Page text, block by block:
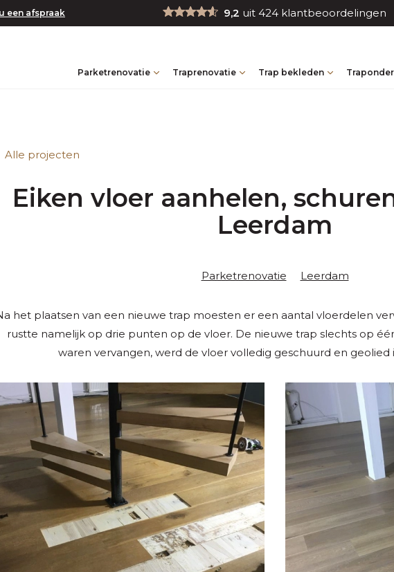
een afspraak 9,2 uit 424 klantbeoordelingen
Parketrenovatie Traprenovatie Trap bekleden
Alle projecten
Eiken vloer aanhelen,
Leerdam
Parketrenovatie Leerdam
het plaatsen van een nieuwe trap moesten er een aantal vloerdelen
rustte namelijk op drie punten op de vloer. De nieuwe trap slechts op
waren vervangen, werd de vloer volledig geschuurd en geolied